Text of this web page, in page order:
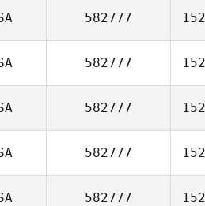
582777
582777
582777
582777
582777